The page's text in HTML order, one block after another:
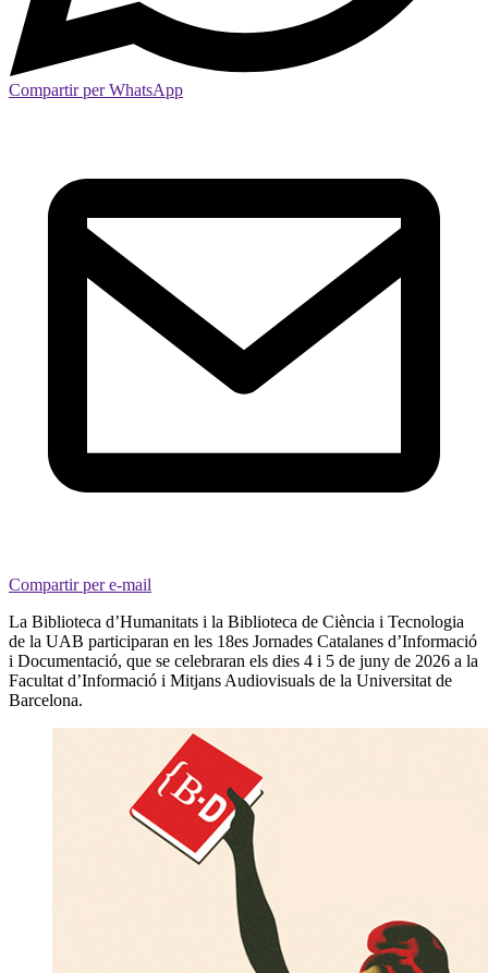
Compartir per WhatsApp
Compartir per e-mail
La Biblioteca d’Humanitats i la Biblioteca de Ciència i Tecnologia
de la UAB participaran en les 18es Jornades Catalanes d’Informació
i Documentació, que se celebraran els dies 4 i 5 de juny de 2026 a la
Facultat d’Informació i Mitjans Audiovisuals de la Universitat de
Barcelona.